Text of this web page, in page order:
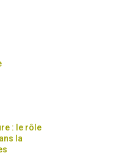
: le rôle
la